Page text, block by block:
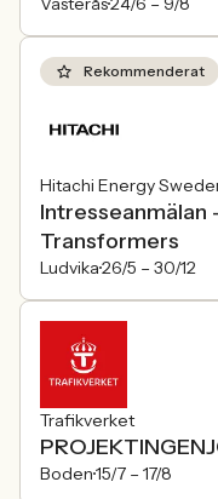
Rekommenderat
Hitachi Energy
Intresseanmälan
Transformers
Ludvika26/5 – 30/12
Trafikverket
Boden15/7 – 17/8